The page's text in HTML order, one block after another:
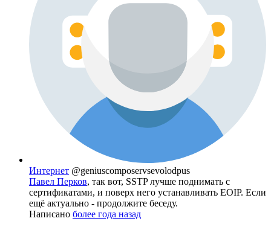
Интернет @geniuscomposervsevolodpus
Павел Перков, так вот, SSTP лучше поднимать с
сертификатами, и поверх него устанавливать EOIP. Если
ещё актуально - продолжите беседу.
Написано более года назад